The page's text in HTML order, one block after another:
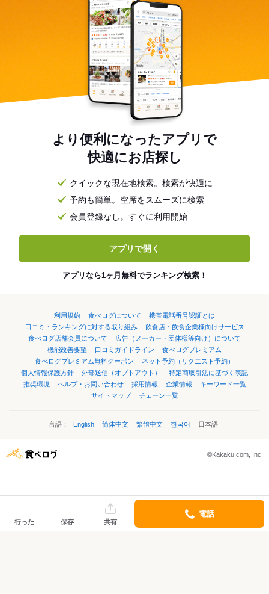
より便利になったアプリで
快適にお店探し
クイックな現在地検索。検索が快適に
予約も簡単。空席をスムーズに検索
会員登録なし。すぐに利用開始
アプリで開く
アプリなら1ヶ月無料でランキング検索！
利用規約 食べログについて
携帯電話番号認証とは
口コミ・ランキングに対する取り組み
飲食店・飲食企業様向けサービス
食べログ店舗会員について
広告（メーカー・団体様等向け）について
機能改善要望
口コミガイドライン
食べログプレミアム
食べログプレミアム無料クーポン
ネット予約（リクエスト予約）
個人情報保護方針
外部送信（オプトアウト）
特定商取引法に基づく表記
推奨環境
ヘルプ・お問い合わせ 採用情報 企業情報
キーワード一覧
サイトマップ
チェーン一覧
言語： English 简体中文 繁體中文 한국어 日本語
©Kakaku.com, Inc.
行った 保存 共有
電話